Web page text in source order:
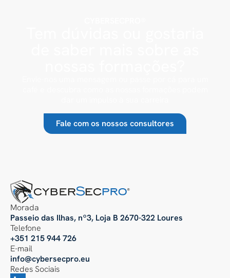
Fale com os nossos consultores
Morada
Passeio das Ilhas, nº3, Loja B 2670-322 Loures
Telefone
+351 215 944 726
E-mail
info@cybersecpro.eu
Redes Sociais